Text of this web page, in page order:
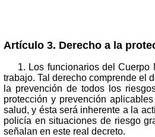
Artículo 3. Derecho a la
1. Los funcionarios del
trabajo. Tal derecho comprende el
la prevención de todos los
protección y prevención
salud, y ésta será inherente a la
policía en situaciones de riesgo
señalan en este real decreto.